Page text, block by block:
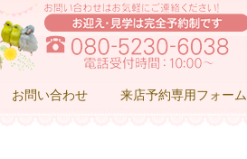
お問い合わせ 来店予約専用フォーム